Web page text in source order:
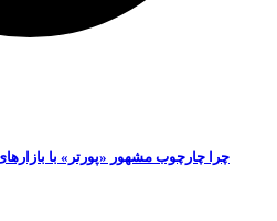
چرا چارچوب مشهور «پورتر» با